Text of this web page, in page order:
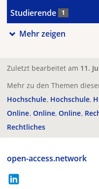
Studierende 1
Mehr zeigen
Zuletzt bearbeitet am 11.
Mehr zu den Themen
Hochschule Hochschule
Online Online Online
Rechtliches
open-access.network